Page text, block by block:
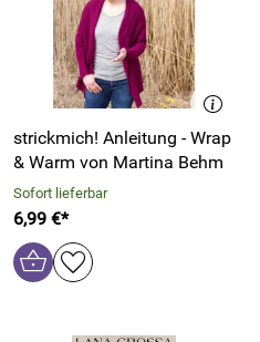
strickmich! Anleitung - Wrap
& Warm von Martina Behm
Sofort lieferbar
6,99 €*